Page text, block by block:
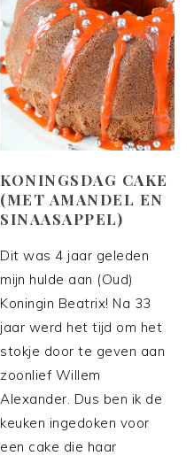
KONINGSDAG CAKE
(MET AMANDEL EN
SINAASAPPEL)
Dit was 4 jaar geleden
mijn hulde aan (Oud)
Koningin Beatrix! Na 33
jaar werd het tijd om het
stokje door te geven aan
zoonlief Willem
Alexander. Dus ben ik de
keuken ingedoken voor
een cake die haar